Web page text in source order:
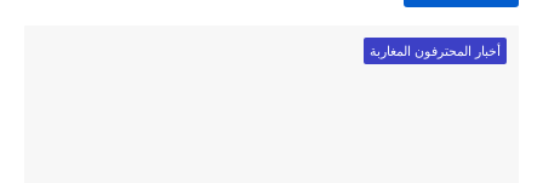
أخبار المحترفون المغاربة